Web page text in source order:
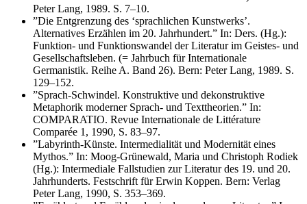
Peter Lang, 1989. S. 7–10.
”Die Entgrenzung des ‘sprachlichen Kunstwerks’.
Alternatives Erzählen im 20. Jahrhundert.” In: Ders. (Hg.):
Funktion- und Funktionswandel der Literatur im Geistes- und
Gesellschaftsleben. (= Jahrbuch für Internationale
Germanistik. Reihe A. Band 26). Bern: Peter Lang, 1989. S.
129–152.
”Sprach-Schwindel. Konstruktive und dekonstruktive
Metaphorik moderner Sprach- und Texttheorien.” In:
COMPARATIO. Revue Internationale de Littérature
Comparée 1, 1990, S. 83–97.
”Labyrinth-Künste. Intermedialität und Modernität eines
Mythos.” In: Moog-Grünewald, Maria und Christoph Rodiek
(Hg.): Intermediale Fallstudien zur Literatur des 19. und 20.
Jahrhunderts. Festschrift für Erwin Koppen. Bern: Verlag
Peter Lang, 1990, S. 353–369.